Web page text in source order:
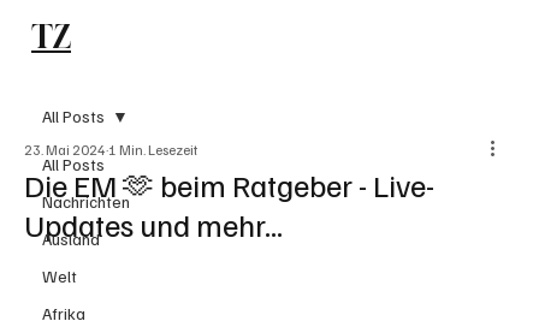
TZ
All Posts
Nachrichten
Ausland
Welt
Afrika
All Posts
Die EM 🫶 beim Ratgeber - Live-
Updates und mehr...
23. Mai 2024 1 Min. Lesezeit